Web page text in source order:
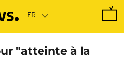
"atteinte à la